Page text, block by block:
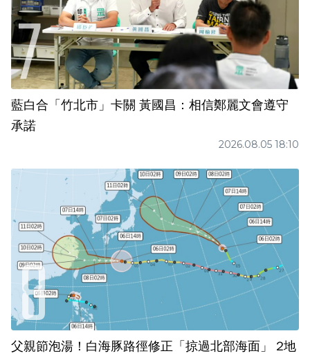
藍白合「竹北市」卡關 黃國昌：相信鄭麗文會遵守
承諾
2026.08.05 18:10
父親節泡湯！白海豚路徑修正「掠過北部海面」 2地